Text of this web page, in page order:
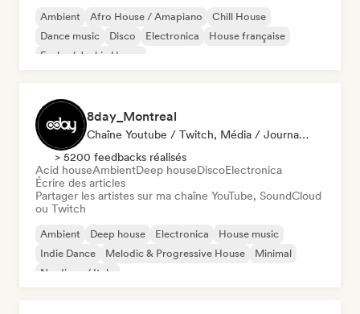
Ambient Afro House / Amapiano
Chill House
Dance music
Disco Electronica
House française
Funky / Jackin House
8day_Montreal
Chaîne Youtube / Twitch, Média / Journaliste
> 5200 feedbacks réalisés
Acid houseAmbientDeep houseDiscoElectronica
Écrire des articles
Partager les artistes sur ma chaîne YouTube, SoundCloud
ou Twitch
Ambient Deep house Electronica
House music
Indie Dance
Melodic & Progressive House
Minimal
Nu-disco / Italo